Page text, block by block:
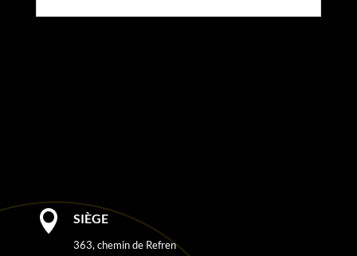
 SIÈGE
363, chemin de Refren